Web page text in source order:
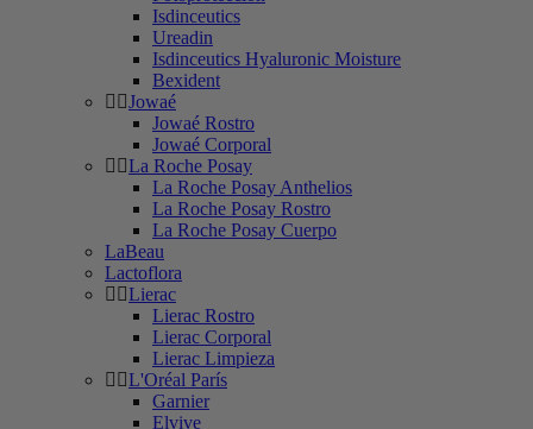
Isdinceutics
Ureadin
Isdinceutics Hyaluronic Moisture
Bexident
Jowaé
Jowaé Rostro
Jowaé Corporal
La Roche Posay
La Roche Posay Anthelios
La Roche Posay Rostro
La Roche Posay Cuerpo
LaBeau
Lactoflora
Lierac
Lierac Rostro
Lierac Corporal
Lierac Limpieza
L'Oréal París
Garnier
Elvive